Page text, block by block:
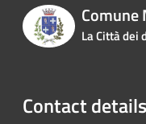
Comune
La Città dei
Contact details